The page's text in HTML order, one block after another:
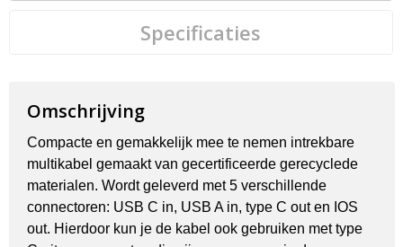
Specificaties
Omschrijving
Compacte en gemakkelijk mee te nemen intrekbare
multikabel gemaakt van gecertificeerde gerecyclede
materialen. Wordt geleverd met 5 verschillende
connectoren: USB C in, USB A in, type C out en IOS
out. Hierdoor kun je de kabel ook gebruiken met type